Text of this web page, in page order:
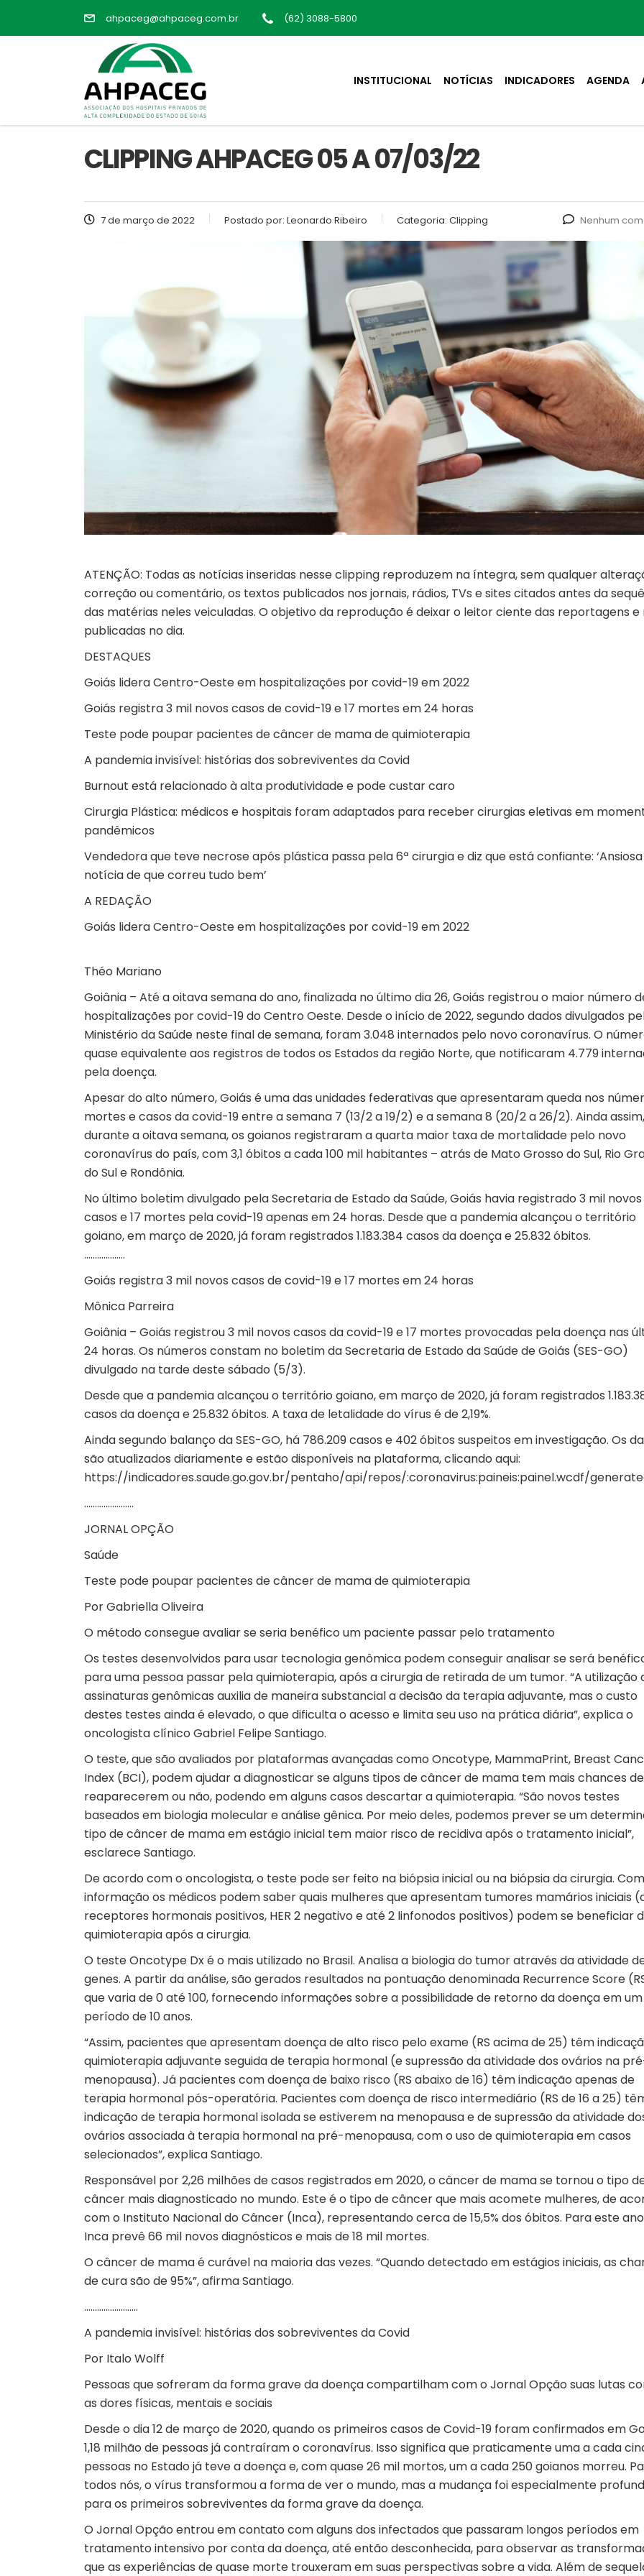
ahpaceg@ahpaceg.com.br (62) 3088-5800
INSTITUCIONAL NOTÍCIAS INDICADORES AGENDA
CLIPPING AHPACEG 05 A 07/03/22
7 de março de 2022 Postado por: Leonardo Ribeiro Categoria: Clipping Nenhum
ATENÇÃO: Todas as notícias inseridas nesse clipping reproduzem na íntegra, sem qualquer
correção ou comentário, os textos publicados nos jornais, rádios, TVs e sites citados antes da
das matérias neles veiculadas. O objetivo da reprodução é deixar o leitor ciente das reportagens e
publicadas no dia.
DESTAQUES
Goiás lidera Centro-Oeste em hospitalizações por covid-19 em 2022
Goiás registra 3 mil novos casos de covid-19 e 17 mortes em 24 horas
Teste pode poupar pacientes de câncer de mama de quimioterapia
A pandemia invisível: histórias dos sobreviventes da Covid
Burnout está relacionado à alta produtividade e pode custar caro
Cirurgia Plástica: médicos e hospitais foram adaptados para receber cirurgias eletivas em
pandêmicos
Vendedora que teve necrose após plástica passa pela 6ª cirurgia e diz que está confiante:
notícia de que correu tudo bem’
A REDAÇÃO
Goiás lidera Centro-Oeste em hospitalizações por covid-19 em 2022
Théo Mariano
Goiânia – Até a oitava semana do ano, finalizada no último dia 26, Goiás registrou o maior número
hospitalizações por covid-19 do Centro Oeste. Desde o início de 2022, segundo dados divulgados
Ministério da Saúde neste final de semana, foram 3.048 internados pelo novo coronavírus. O
quase equivalente aos registros de todos os Estados da região Norte, que notificaram 4.779
pela doença.
Apesar do alto número, Goiás é uma das unidades federativas que apresentaram queda nos
mortes e casos da covid-19 entre a semana 7 (13/2 a 19/2) e a semana 8 (20/2 a 26/2). Ainda assim,
durante a oitava semana, os goianos registraram a quarta maior taxa de mortalidade pelo novo
coronavírus do país, com 3,1 óbitos a cada 100 mil habitantes – atrás de Mato Grosso do Sul, Rio
do Sul e Rondônia.
No último boletim divulgado pela Secretaria de Estado da Saúde, Goiás havia registrado 3 mil novos
casos e 17 mortes pela covid-19 apenas em 24 horas. Desde que a pandemia alcançou o território
goiano, em março de 2020, já foram registrados 1.183.384 casos da doença e 25.832 óbitos.
……………….
Goiás registra 3 mil novos casos de covid-19 e 17 mortes em 24 horas
Mônica Parreira
Goiânia – Goiás registrou 3 mil novos casos da covid-19 e 17 mortes provocadas pela doença nas
24 horas. Os números constam no boletim da Secretaria de Estado da Saúde de Goiás (SES-GO)
divulgado na tarde deste sábado (5/3).
Desde que a pandemia alcançou o território goiano, em março de 2020, já foram registrados
casos da doença e 25.832 óbitos. A taxa de letalidade do vírus é de 2,19%.
Ainda segundo balanço da SES-GO, há 786.209 casos e 402 óbitos suspeitos em investigação. Os
são atualizados diariamente e estão disponíveis na plataforma,clicando aqui:
https://indicadores.saude.go.gov.br/pentaho/api/repos/:coronavirus:paineis:painel.wcdf/
…………………..
JORNAL OPÇÃO
Saúde
Teste pode poupar pacientes de câncer de mama de quimioterapia
Por Gabriella Oliveira
O método consegue avaliar se seria benéfico um paciente passar pelo tratamento
Os testes desenvolvidos para usar tecnologia genômica podem conseguir analisar se será
para uma pessoa passar pela quimioterapia, após a cirurgia de retirada de um tumor. “A utilização
assinaturas genômicas auxilia de maneira substancial a decisão da terapia adjuvante, mas o custo
destes testes ainda é elevado, o que dificulta o acesso e limita seu uso na prática diária”, explica o
oncologista clínico Gabriel Felipe Santiago.
O teste, que são avaliados por plataformas avançadas como Oncotype, MammaPrint, Breast
Index (BCI), podem ajudar a diagnosticar se alguns tipos de câncer de mama tem mais chances de
reaparecerem ou não, podendo em alguns casos descartar a quimioterapia. “São novos testes
baseados em biologia molecular e análise gênica. Por meio deles, podemos prever se um
tipo de câncer de mama em estágio inicial tem maior risco de recidiva após o tratamento inicial”,
esclarece Santiago.
De acordo com o oncologista, o teste pode ser feito na biópsia inicial ou na biópsia da cirurgia.
informação os médicos podem saber quais mulheres que apresentam tumores mamários iniciais
receptores hormonais positivos, HER 2 negativo e até 2 linfonodos positivos) podem se beneficiar
quimioterapia após a cirurgia.
O teste Oncotype Dx é o mais utilizado no Brasil. Analisa a biologia do tumor através da atividade
genes. A partir da análise, são gerados resultados na pontuação denominada Recurrence Score
que varia de 0 até 100, fornecendo informações sobre a possibilidade de retorno da doença em um
período de 10 anos.
“Assim, pacientes que apresentam doença de alto risco pelo exame (RS acima de 25) têm
quimioterapia adjuvante seguida de terapia hormonal (e supressão da atividade dos ovários na
menopausa). Já pacientes com doença de baixo risco (RS abaixo de 16) têm indicação apenas de
terapia hormonal pós-operatória. Pacientes com doença de risco intermediário (RS de 16 a 25)
indicação de terapia hormonal isolada se estiverem na menopausa e de supressão da atividade
ovários associada à terapia hormonal na pré-menopausa, com o uso de quimioterapia em casos
selecionados”, explica Santiago.
Responsável por 2,26 milhões de casos registrados em 2020, o câncer de mama se tornou o tipo
câncer mais diagnosticado no mundo. Este é o tipo de câncer que mais acomete mulheres, de
com o Instituto Nacional do Câncer (Inca), representando cerca de 15,5% dos óbitos. Para este
Inca prevê 66 mil novos diagnósticos e mais de 18 mil mortes.
O câncer de mama é curável na maioria das vezes. “Quando detectado em estágios iniciais, as
de cura são de 95%”, afirma Santiago.
…………………….
A pandemia invisível: histórias dos sobreviventes da Covid
Por Italo Wolff
Pessoas que sofreram da forma grave da doença compartilham com o Jornal Opção suas lutas
as dores físicas, mentais e sociais
Desde o dia 12 de março de 2020, quando os primeiros casos de Covid-19 foram confirmados em
1,18 milhão de pessoas já contraíram o coronavírus. Isso significa que praticamente uma a cada
pessoas no Estado já teve a doença e, com quase 26 mil mortos, um a cada 250 goianos morreu.
todos nós, o vírus transformou a forma de ver o mundo, mas a mudança foi especialmente
para os primeiros sobreviventes da forma grave da doença.
O Jornal Opção entrou em contato com alguns dos infectados que passaram longos períodos em
tratamento intensivo por conta da doença, até então desconhecida, para observar as
que as experiências de quase morte trouxeram em suas perspectivas sobre a vida. Além de